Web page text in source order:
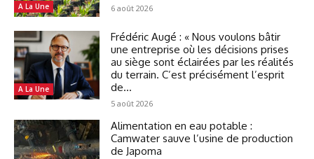
A La Une 6 août 2026
A La Une
Frédéric Augé : « Nous voulons bâtir
une entreprise où les décisions prises
au siège sont éclairées par les réalités
du terrain. C’est précisément l’esprit
de...
5 août 2026
Alimentation en eau potable :
Camwater sauve l’usine de production
de Japoma